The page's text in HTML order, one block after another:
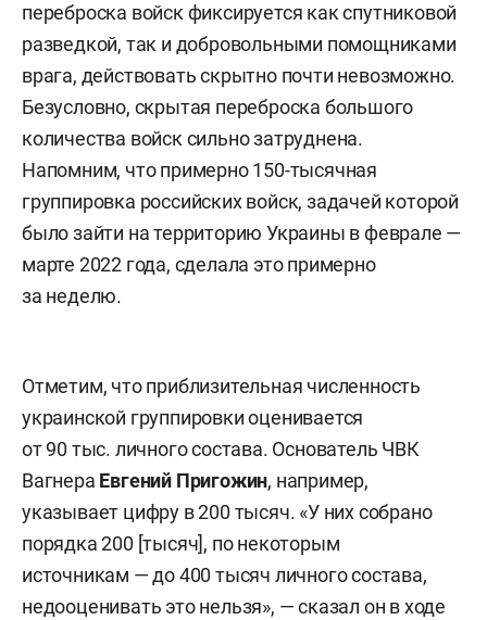
переброска войск фиксируется как спутниковой
разведкой, так и добровольными помощниками
врага, действовать скрытно почти невозможно.
Безусловно, скрытая переброска большого
количества войск сильно затруднена.
Напомним, что примерно 150-тысячная
группировка российских войск, задачей которой
было зайти на территорию Украины в феврале —
марте 2022 года, сделала это примерно
за неделю.
Отметим, что приблизительная численность
украинской группировки оценивается
от 90 тыс. личного состава. Основатель ЧВК
Вагнера Евгений Пригожин, например,
указывает цифру в 200 тысяч. «У них собрано
порядка 200 [тысяч], по некоторым
источникам — до 400 тысяч личного состава,
недооценивать это нельзя», — сказал он в ходе